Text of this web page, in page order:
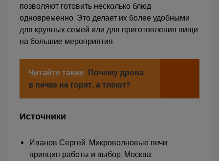
позволяют готовить несколько блюд
одновременно. Это делает их более удобными
для крупных семей или для приготовления пищи
на большие мероприятия.
Читайте также Почему дрова
в печке не горят, а тлеют?
Источники
Иванов Сергей. Микроволновые печи:
принцип работы и выбор. Москва: